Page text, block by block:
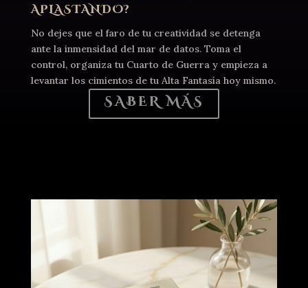
APLASTANDO?
No dejes que el faro de tu creatividad se detenga
ante la inmensidad del mar de datos. Toma el
control, organiza tu Cuarto de Guerra y empieza a
levantar los cimientos de tu Alta Fantasía hoy mismo.
SABER MÁS